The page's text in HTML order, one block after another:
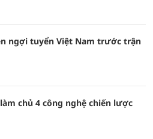
ngợi tuyển Việt Nam trước trận
chủ 4 công nghệ chiến lược